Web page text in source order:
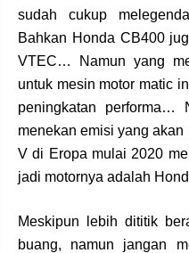
sudah cukup
Bahkan Honda CB400
VTEC… Namun yang
untuk mesin motor matic
peningkatan performa…
menekan emisi yang
V di Eropa mulai 2020
jadi motornya adalah
Meskipun lebih dititik
buang, namun jangan